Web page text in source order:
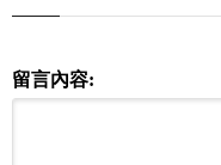
留言內容: